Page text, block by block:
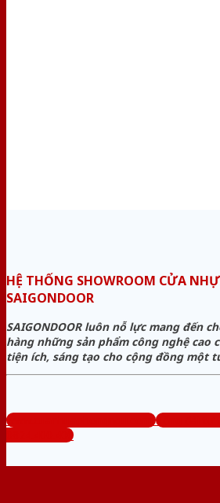
HỆ THỐNG SHOWROOM CỬA
SAIGONDOOR
SAIGONDOOR luôn nỗ lực mang đến
hàng những sản phẩm công nghệ cao
tiện ích, sáng tạo cho cộng đồng một
www.cuanhuaphongngu.com
Tổng đài tư
0824.400.400